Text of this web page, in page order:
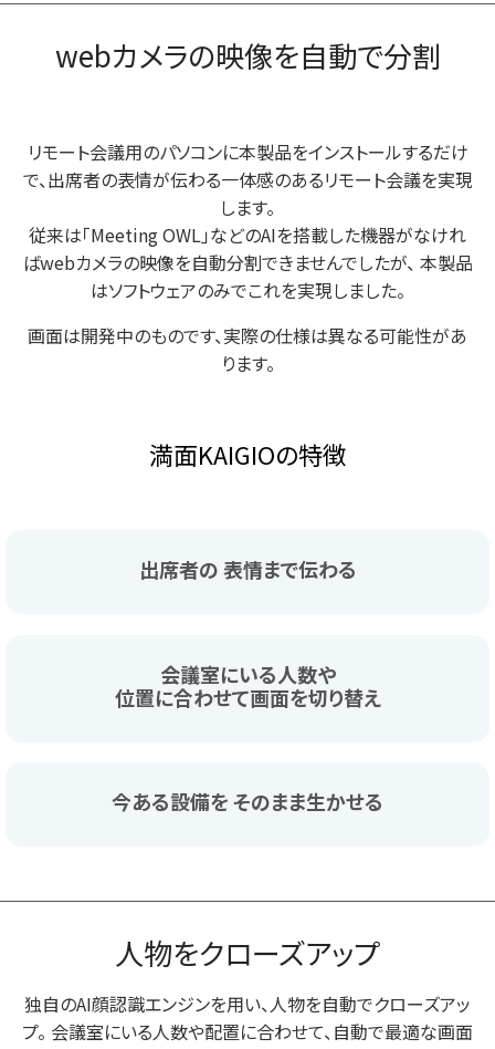
webカメラの映像を自動で分割
リモート会議用のパソコンに本製品をインストールするだけ
で、出席者の表情が伝わる一体感のあるリモート会議を実現
します。
従来は「Meeting OWL」などのAIを搭載した機器がなけれ
ばwebカメラの映像を自動分割できませんでしたが、 本製品
はソフトウェアのみでこれを実現しました。
画面は開発中のものです、実際の仕様は異なる可能性があ
ります。
満面KAIGIOの特徴
出席者の表情まで伝わる
会議室にいる人数や
位置に合わせて画面を切り替え
今ある設備をそのまま生かせる
人物をクローズアップ
独自のAI顔認識エンジンを用い、人物を自動でクローズアッ
プ。 会議室にいる人数や配置に合わせて、自動で最適な画面